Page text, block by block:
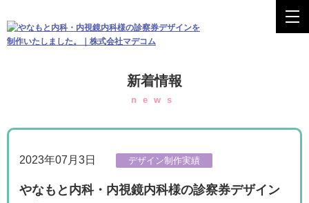
新着情報
news
2023年07月3日 デザイン制作実績
やなもと内科・内視鏡内科様の診察券デザイン